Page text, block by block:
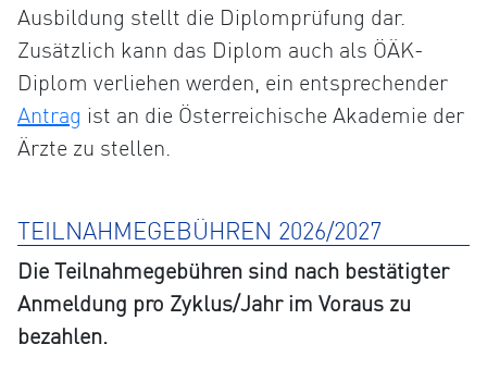
Ausbildung stellt die Diplomprüfung dar.
Zusätzlich kann das Diplom auch als ÖÄK-
Diplom verliehen werden, ein entsprechender
Antrag ist an die Österreichische Akademie der
Ärzte zu stellen.
TEILNAHMEGEBÜHREN 2026/2027
Die Teilnahmegebühren sind nach bestätigter
Anmeldung pro Zyklus/Jahr im Voraus zu
bezahlen.